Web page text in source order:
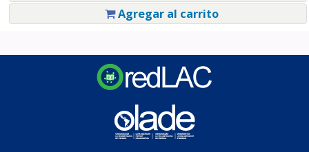
Agregar al carrito